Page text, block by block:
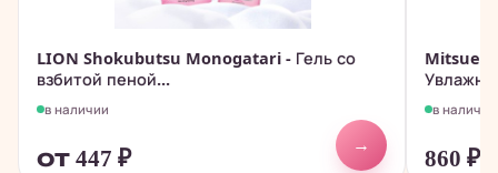
LION Shokubutsu Monogatari - Гель со
взбитой пеной...
в наличии
от 447 ₽
→
Mitsuei
в наличии
860₽